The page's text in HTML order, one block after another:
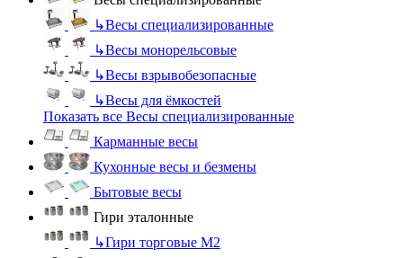
↳Весы специализированные
↳Весы монорельсовые
↳Весы взрывобезопасные
↳Весы для ёмкостей
Показать все Весы специализированные
Карманные весы
Кухонные весы и безмены
Бытовые весы
Гири эталонные
↳Гири торговые М2